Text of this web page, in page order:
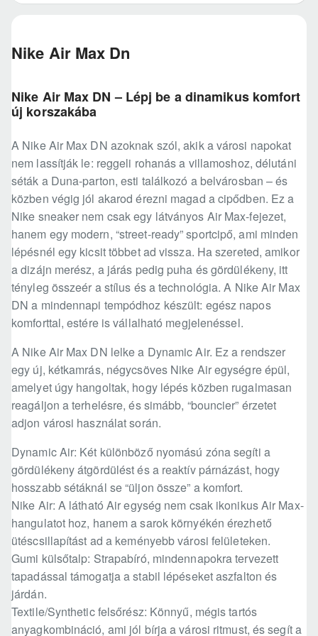
Nike Air Max Dn
Nike Air Max DN – Lépj be a dinamikus komfort
új korszakába
A Nike Air Max DN azoknak szól, akik a városi napokat
nem lassítják le: reggeli rohanás a villamoshoz, délutáni
séták a Duna-parton, esti találkozó a belvárosban – és
közben végig jól akarod érezni magad a cipődben. Ez a
Nike sneaker nem csak egy látványos Air Max-fejezet,
hanem egy modern, “street-ready” sportcipő, ami minden
lépésnél egy kicsit többet ad vissza. Ha szereted, amikor
a dizájn merész, a járás pedig puha és gördülékeny, itt
tényleg összeér a stílus és a technológia. A Nike Air Max
DN a mindennapi tempódhoz készült: egész napos
komforttal, estére is vállalható megjelenéssel.
A Nike Air Max DN lelke a Dynamic Air. Ez a rendszer
egy új, kétkamrás, négycsöves Nike Air egységre épül,
amelyet úgy hangoltak, hogy lépés közben rugalmasan
reagáljon a terhelésre, és simább, “bouncier” érzetet
adjon városi használat során.
Dynamic Air: Két különböző nyomású zóna segíti a
gördülékeny átgördülést és a reaktív párnázást, hogy
hosszabb sétáknál se “üljon össze” a komfort.
Nike Air: A látható Air egység nem csak ikonikus Air Max-
hangulatot hoz, hanem a sarok környékén érezhető
ütéscsillapítást ad a keményebb városi felületeken.
Gumi külsőtalp: Strapabíró, mindennapokra tervezett
tapadással támogatja a stabil lépéseket aszfalton és
járdán.
Textile/Synthetic felsőrész: Könnyű, mégis tartós
anyagkombináció, ami jól bírja a városi ritmust, és segít a